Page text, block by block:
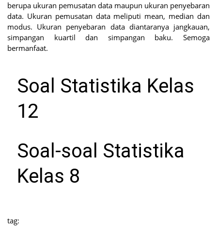
berupa ukuran pemusatan data maupun ukuran penyebaran
data. Ukuran pemusatan data meliputi mean, median dan
modus. Ukuran penyebaran data diantaranya jangkauan,
simpangan kuartil dan simpangan baku. Semoga
bermanfaat.
Soal Statistika Kelas
12
Soal-soal Statistika
Kelas 8
tag: